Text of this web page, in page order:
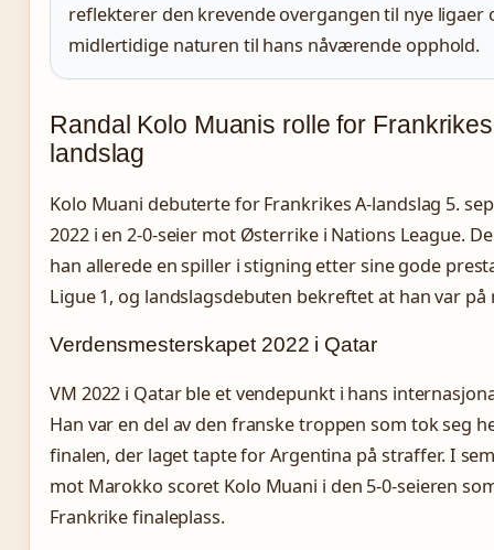
reflekterer den krevende overgangen til nye ligaer
midlertidige naturen til hans nåværende opphold.
Randal Kolo Muanis rolle for Frankrikes
landslag
Kolo Muani debuterte for Frankrikes A-landslag 5.
2022 i en 2-0-seier mot Østerrike i Nations League.
han allerede en spiller i stigning etter sine gode
Ligue 1, og landslagsdebuten bekreftet at han var på
Verdensmesterskapet 2022 i Qatar
VM 2022 i Qatar ble et vendepunkt i hans
Han var en del av den franske troppen som tok seg
finalen, der laget tapte for Argentina på straffer. I
mot Marokko scoret Kolo Muani i den 5-0-seieren
Frankrike finaleplass.